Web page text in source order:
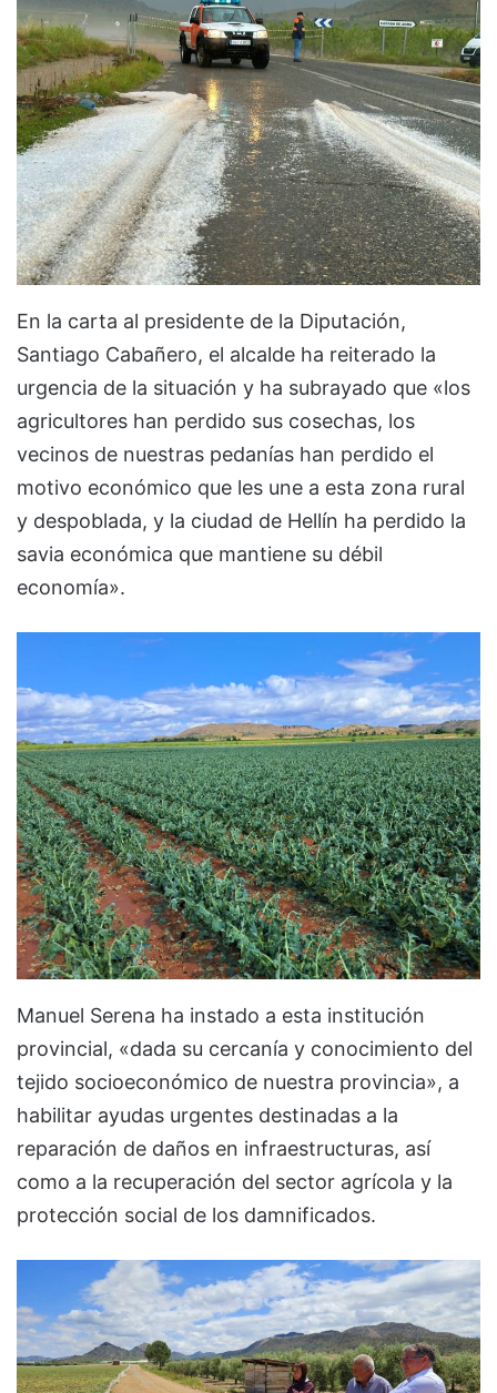
En la carta al presidente de la Diputación,
Santiago Cabañero, el alcalde ha reiterado la
urgencia de la situación y ha subrayado que «los
agricultores han perdido sus cosechas, los
vecinos de nuestras pedanías han perdido el
motivo económico que les une a esta zona rural
y despoblada, y la ciudad de Hellín ha perdido la
savia económica que mantiene su débil
economía».
Manuel Serena ha instado a esta institución
provincial, «dada su cercanía y conocimiento del
tejido socioeconómico de nuestra provincia», a
habilitar ayudas urgentes destinadas a la
reparación de daños en infraestructuras, así
como a la recuperación del sector agrícola y la
protección social de los damnificados.